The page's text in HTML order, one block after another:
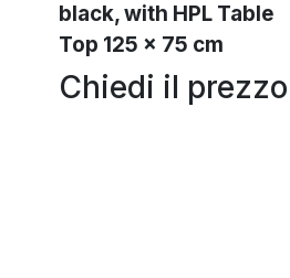
black, with HPL Table
Top 125 x 75 cm
Chiedi il prezzo